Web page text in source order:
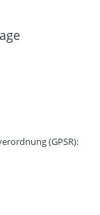
(GPSR):